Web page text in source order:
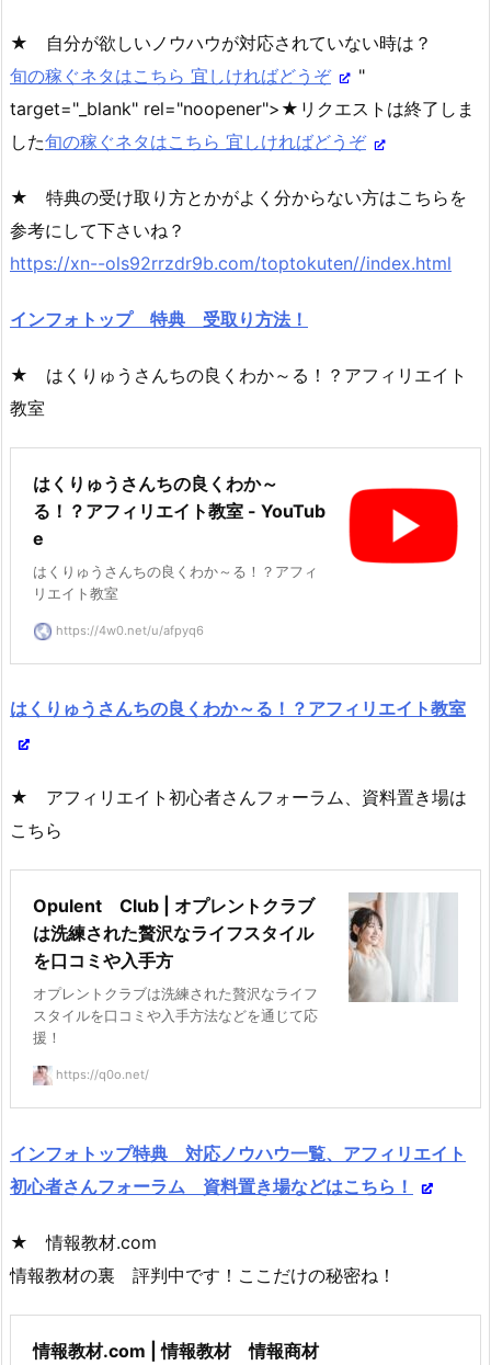
★ 自分が欲しいノウハウが対応されていない時は？
旬の稼ぐネタはこちら 宜しければどうぞ
"
target="_blank" rel="noopener">★リクエストは終了しま
した旬の稼ぐネタはこちら 宜しければどうぞ
★ 特典の受け取り方とかがよく分からない方はこちらを
参考にして下さいね？
https://xn--ols92rrzdr9b.com/toptokuten//index.html
インフォトップ 特典 受取り方法！
★ はくりゅうさんちの良くわか～る！？アフィリエイト
教室
はくりゅうさんちの良くわか～
る！？アフィリエイト教室 - YouTub
e
はくりゅうさんちの良くわか～る！？アフィ
リエイト教室
https://4w0.net/u/afpyq6
はくりゅうさんちの良くわか～る！？アフィリエイト教室
★ アフィリエイト初心者さんフォーラム、資料置き場は
こちら
Opulent Club | オプレントクラブ
は洗練された贅沢なライフスタイル
を口コミや入手方
オプレントクラブは洗練された贅沢なライフ
スタイルを口コミや入手方法などを通じて応
援！
https://q0o.net/
インフォトップ特典 対応ノウハウ一覧、アフィリエイト
初心者さんフォーラム 資料置き場などはこちら！
★ 情報教材.com
情報教材の裏 評判中です！ここだけの秘密ね！
情報教材.com | 情報教材 情報商材